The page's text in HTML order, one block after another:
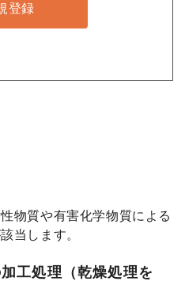
登録
物質や有害化学物質による
当します。
工処理（乾燥処理を